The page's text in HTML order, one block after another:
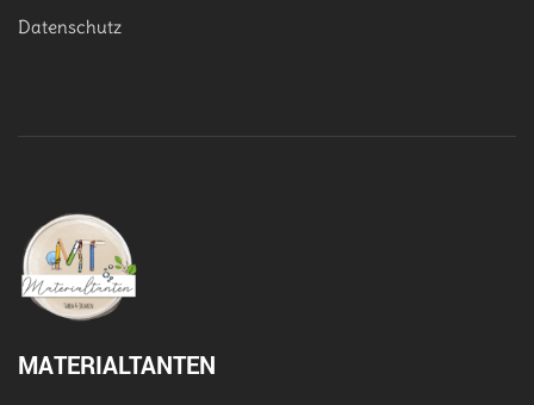
Datenschutz
MATERIALTANTEN